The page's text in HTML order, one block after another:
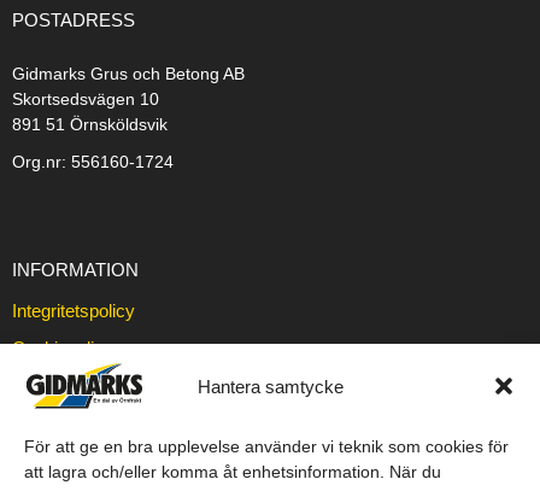
Hantera samtycke
För att ge en bra upplevelse använder vi teknik som cookies för
att lagra och/eller komma åt enhetsinformation. När du
POSTADRESS
Gidmarks Grus och Betong AB
Skortsedsvägen 10
891 51 Örnsköldsvik
Org.nr: 556160-1724
INFORMATION
Integritetspolicy
Cookiepolicy
Försäljningsvillkor